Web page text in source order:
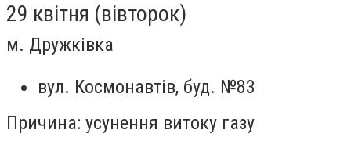
29 квітня (вівторок)
м. Дружківка
вул. Космонавтів, буд. №83
Причина: усунення витоку газу